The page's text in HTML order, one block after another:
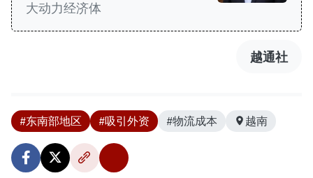
大动力经济体
越通社
#东南部地区 #吸引外资 #物流成本 越南